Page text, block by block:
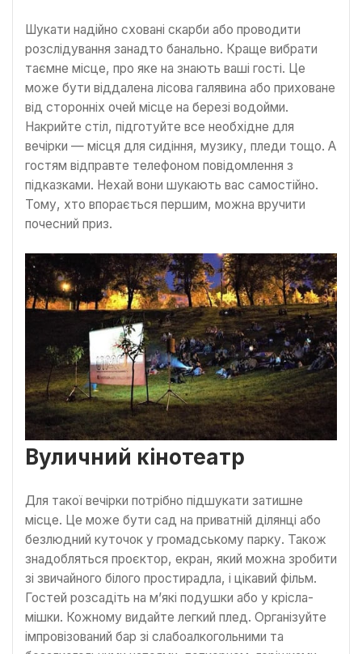
Шукати надійно сховані скарби або проводити
розслідування занадто банально. Краще вибрати
таємне місце, про яке на знають ваші гості. Це
може бути віддалена лісова галявина або приховане
від сторонніх очей місце на березі водойми.
Накрийте стіл, підготуйте все необхідне для
вечірки — місця для сидіння, музику, пледи тощо. А
гостям відправте телефоном повідомлення з
підказками. Нехай вони шукають вас самостійно.
Тому, хто впорається першим, можна вручити
почесний приз.
Вуличний кінотеатр
Для такої вечірки потрібно підшукати затишне
місце. Це може бути сад на приватній ділянці або
безлюдний куточок у громадському парку. Також
знадобляться проєктор, екран, який можна зробити
зі звичайного білого простирадла, і цікавий фільм.
Гостей розсадіть на м’які подушки або у крісла-
мішки. Кожному видайте легкий плед. Організуйте
імпровізований бар зі слабоалкогольними та